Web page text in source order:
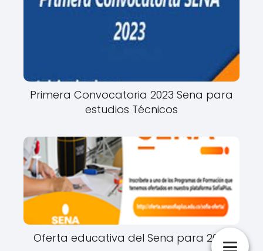
Primera Convocatoria 2023 Sena para
estudios Técnicos
Oferta educativa del Sena para 2022